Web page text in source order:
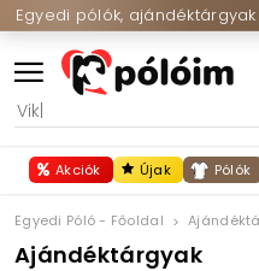
Egyedi pólók,
Akciók Újak Pólók
Egyedi Póló - Főoldal
Ajándéktárgyak